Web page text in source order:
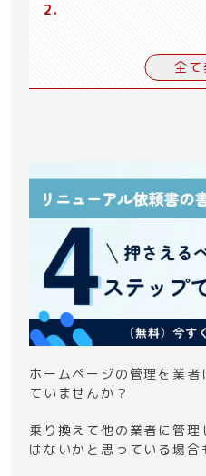
2 .
2-3.
全て
ホームページの管理を業
ていませんか？
乗り換えて他の業者に管
はないかと思っている場合